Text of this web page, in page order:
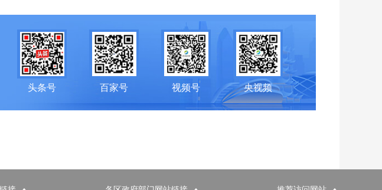
头条号 百家号 视频号 央视频